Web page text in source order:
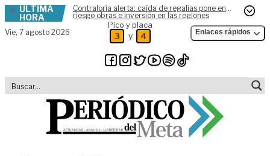
Skip to content
ÚLTIMA
HORA
Contraloría alerta: caída de regalías pone en
riesgo obras e inversión en las regiones
Vie, 7 agosto 2026
Pico y placa
3 y 4 Enlaces rápidos